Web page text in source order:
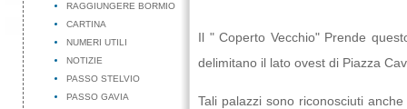
Il " Coperto Vecchio" Prende
delimitano il lato ovest di Piazza
Tali palazzi sono riconosciuti
RAGGIUNGERE BORMIO
CARTINA
NUMERI UTILI
NOTIZIE
PASSO STELVIO
PASSO GAVIA